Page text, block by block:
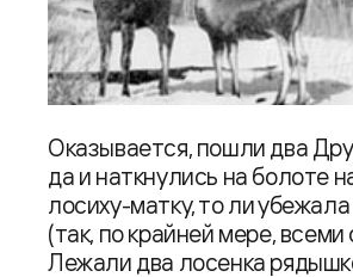
Оказывается, пошли два
да и наткнулись на болоте
лосиху-матку, то ли
(так, по крайней мере,
Лежали два лосенка